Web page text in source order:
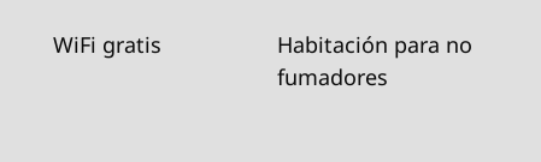
WiFi gratis
Habitación para no
fumadores